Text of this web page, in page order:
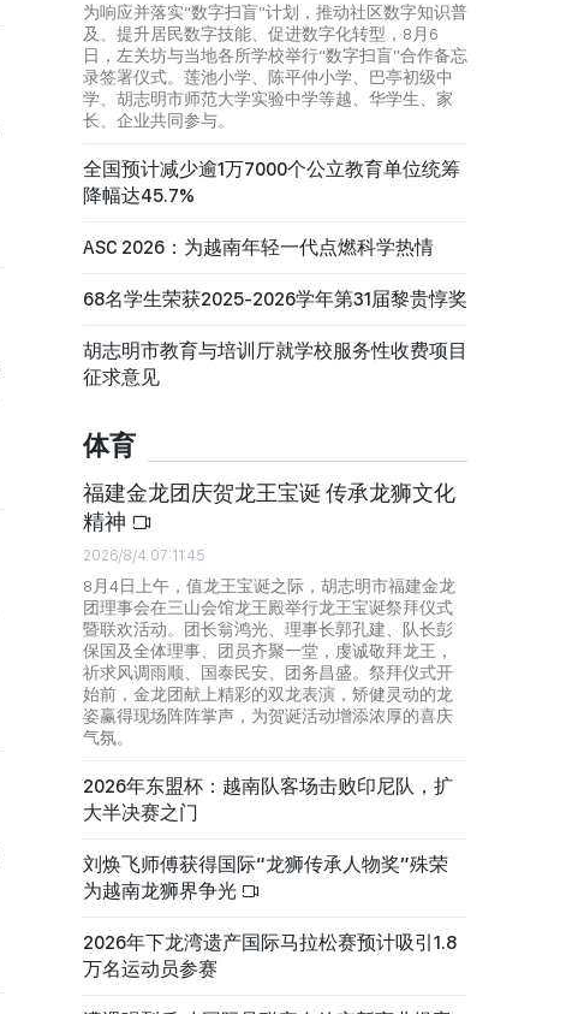
为响应并落实“数字扫盲”计划，推动社区数字知识普
及、提升居民数字技能、促进数字化转型，8月6
日，左关坊与当地各所学校举行“数字扫盲”合作备忘
录签署仪式。莲池小学、陈平仲小学、巴亭初级中
学、胡志明市师范大学实验中学等越、华学生、家
长、企业共同参与。
全国预计减少逾1万7000个公立教育单位统筹
降幅达45.7%
ASC 2026：为越南年轻一代点燃科学热情
68名学生荣获2025-2026学年第31届黎贵惇奖
胡志明市教育与培训厅就学校服务性收费项目
征求意见
体育
福建金龙团庆贺龙王宝诞 传承龙狮文化
精神
2026/8/4 07:11:45
8月4日上午，值龙王宝诞之际，胡志明市福建金龙
团理事会在三山会馆龙王殿举行龙王宝诞祭拜仪式
暨联欢活动。团长翁鸿光、理事长郭孔建、队长彭
保国及全体理事、团员齐聚一堂，虔诚敬拜龙王，
祈求风调雨顺、国泰民安、团务昌盛。祭拜仪式开
始前，金龙团献上精彩的双龙表演，矫健灵动的龙
姿赢得现场阵阵掌声，为贺诞活动增添浓厚的喜庆
气氛。
2026年东盟杯：越南队客场击败印尼队，扩
大半决赛之门
刘焕飞师傅获得国际“龙狮传承人物奖”殊荣
为越南龙狮界争光
2026年下龙湾遗产国际马拉松赛预计吸引1.8
万名运动员参赛